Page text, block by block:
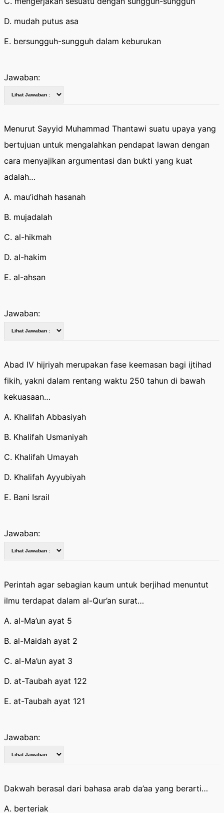
D. mudah putus asa
E. bersungguh-sungguh dalam keburukan
Jawaban:
Menurut Sayyid Muhammad Thantawi suatu upaya yang
bertujuan untuk mengalahkan pendapat lawan dengan
cara menyajikan argumentasi dan bukti yang kuat
adalah…
A. mau’idhah hasanah
B. mujadalah
C. al-hikmah
D. al-hakim
E. al-ahsan
Jawaban:
Abad IV hijriyah merupakan fase keemasan bagi ijtihad
fikih, yakni dalam rentang waktu 250 tahun di bawah
kekuasaan…
A. Khalifah Abbasiyah
B. Khalifah Usmaniyah
C. Khalifah Umayah
D. Khalifah Ayyubiyah
E. Bani Israil
Jawaban:
Perintah agar sebagian kaum untuk berjihad menuntut
ilmu terdapat dalam al-Qur’an surat…
A. al-Ma’un ayat 5
B. al-Maidah ayat 2
C. al-Ma’un ayat 3
D. at-Taubah ayat 122
E. at-Taubah ayat 121
Jawaban:
Dakwah berasal dari bahasa arab da’aa yang berarti…
A. berteriak